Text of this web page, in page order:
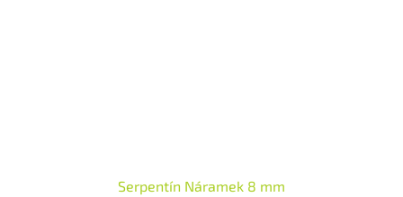
Serpentín Náramek 8 mm